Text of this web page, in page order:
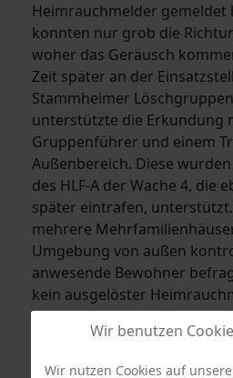
Heimrauchmelder gemeldet
konnten nur grob die
woher das Geräusch
Zeit später an der
Stammheimer
unterstützte die Erkundung
Gruppenführer und einem
Außenbereich. Diese
des HLF-A der Wache 4, die
später eintrafen,
mehrere
Umgebung von außen
anwesende Bewohner
kein ausgelöster
lokalisiert werden. Somit
ca. 30 Minuten beendet.
Wir benutzen
Wir nutzen Cookies auf